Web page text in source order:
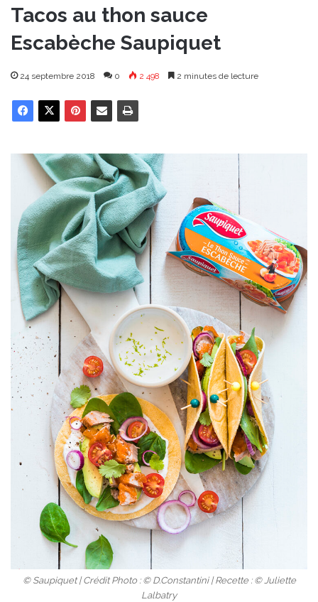
Tacos au thon sauce
Escabèche Saupiquet
24 septembre 2018 0 2 498 2 minutes de lecture
© Saupiquet | Crédit Photo : © D.Constantini | Recette : © Juliette
Lalbatry